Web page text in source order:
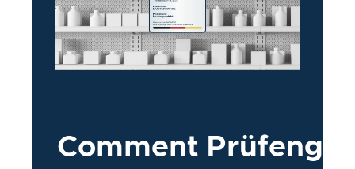
Comment Prüfengel